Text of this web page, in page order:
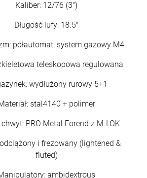
Kaliber: 12/76 (3")
Długość lufy: 18.5"
półautomat, system gazowy M4
teleskopowa regulowana
wydłużony rurowy 5+1
stal4140 + polimer
PRO Metal Forend z M-LOK
i frezowany (lightened &
fluted)
ambidextrous